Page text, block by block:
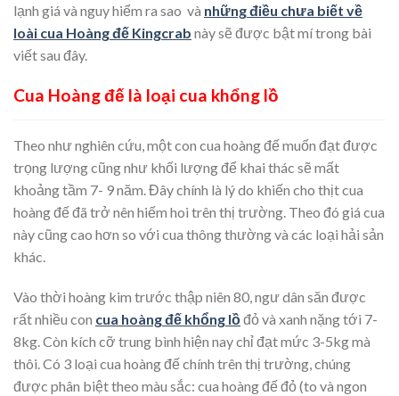
lạnh giá và nguy hiểm ra sao và những điều chưa biết về
loài cua Hoàng đế Kingcrab này sẽ được bật mí trong bài
viết sau đây.
Cua Hoàng đế là loại cua khổng lồ
Theo như nghiên cứu, một con cua hoàng đế muốn đạt được
trọng lượng cũng như khối lượng để khai thác sẽ mất
khoảng tầm 7- 9 năm. Đây chính là lý do khiến cho thịt cua
hoàng đế đã trở nên hiếm hoi trên thị trường. Theo đó giá cua
này cũng cao hơn so với cua thông thường và các loại hải sản
khác.
Vào thời hoàng kim trước thập niên 80, ngư dân săn được
rất nhiều con cua hoàng đế khổng lồđỏ và xanh nặng tới 7-
8kg. Còn kích cỡ trung bình hiện nay chỉ đạt mức 3-5kg mà
thôi. Có 3 loại cua hoàng đế chính trên thị trường, chúng
được phân biệt theo màu sắc: cua hoàng đế đỏ (to và ngon